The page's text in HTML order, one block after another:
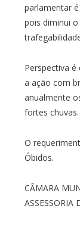
parlamentar
pois diminui
Perspectiva é
a ação com
anualmente
fortes chuvas.
O
Óbidos.
CÂMARA
ASSESSORIA